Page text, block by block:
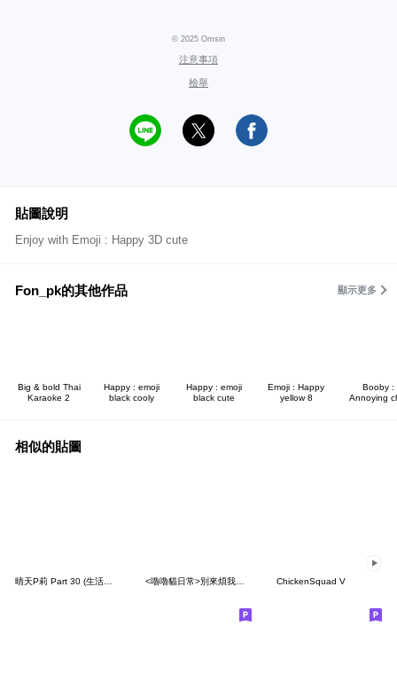
© 2025 Omsin
注意事項
檢舉
貼圖說明
Enjoy with Emoji : Happy 3D cute
Fon_pk的其他作品 顯示更多
Big & bold Thai
Karaoke 2
Happy : emoji
black cooly
Happy : emoji
black cute
Emoji : Happy
yellow 8
Booby :
Annoying
相似的貼圖
晴天P莉 Part 30 (生活情境篇-3D無字版) <嚕嚕貓日常>別來煩我♡♡♡～ ChickenSquad V